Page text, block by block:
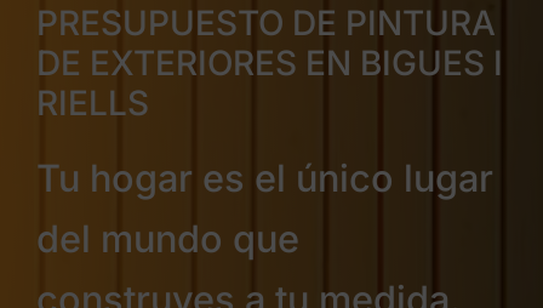
PRESUPUESTO DE PINTURA
DE EXTERIORES EN BIGUES I
RIELLS
Tu hogar es el único lugar
del mundo que
construyes a tu medida.